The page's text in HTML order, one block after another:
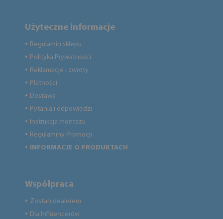
Użyteczne informacje
● Regulamin sklepu
● Polityka Prywatności
● Reklamacje i zwroty
● Płatności
● Dostawa
● Pytania i odpowiedzi
● Instrukcja montażu
● Regulaminy Promocji
● INFORMACJE O PRODUKTACH
Współpraca
● Zostań dealerem
● Dla Influencerów